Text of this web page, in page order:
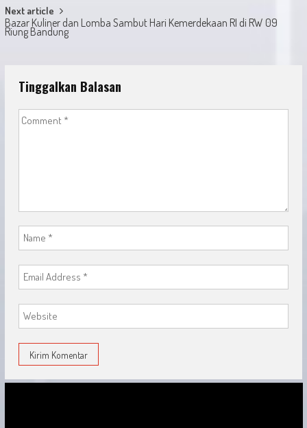
Next article
Bazar Kuliner dan Lomba Sambut Hari Kemerdekaan RI di RW 09
Riung Bandung
Tinggalkan Balasan